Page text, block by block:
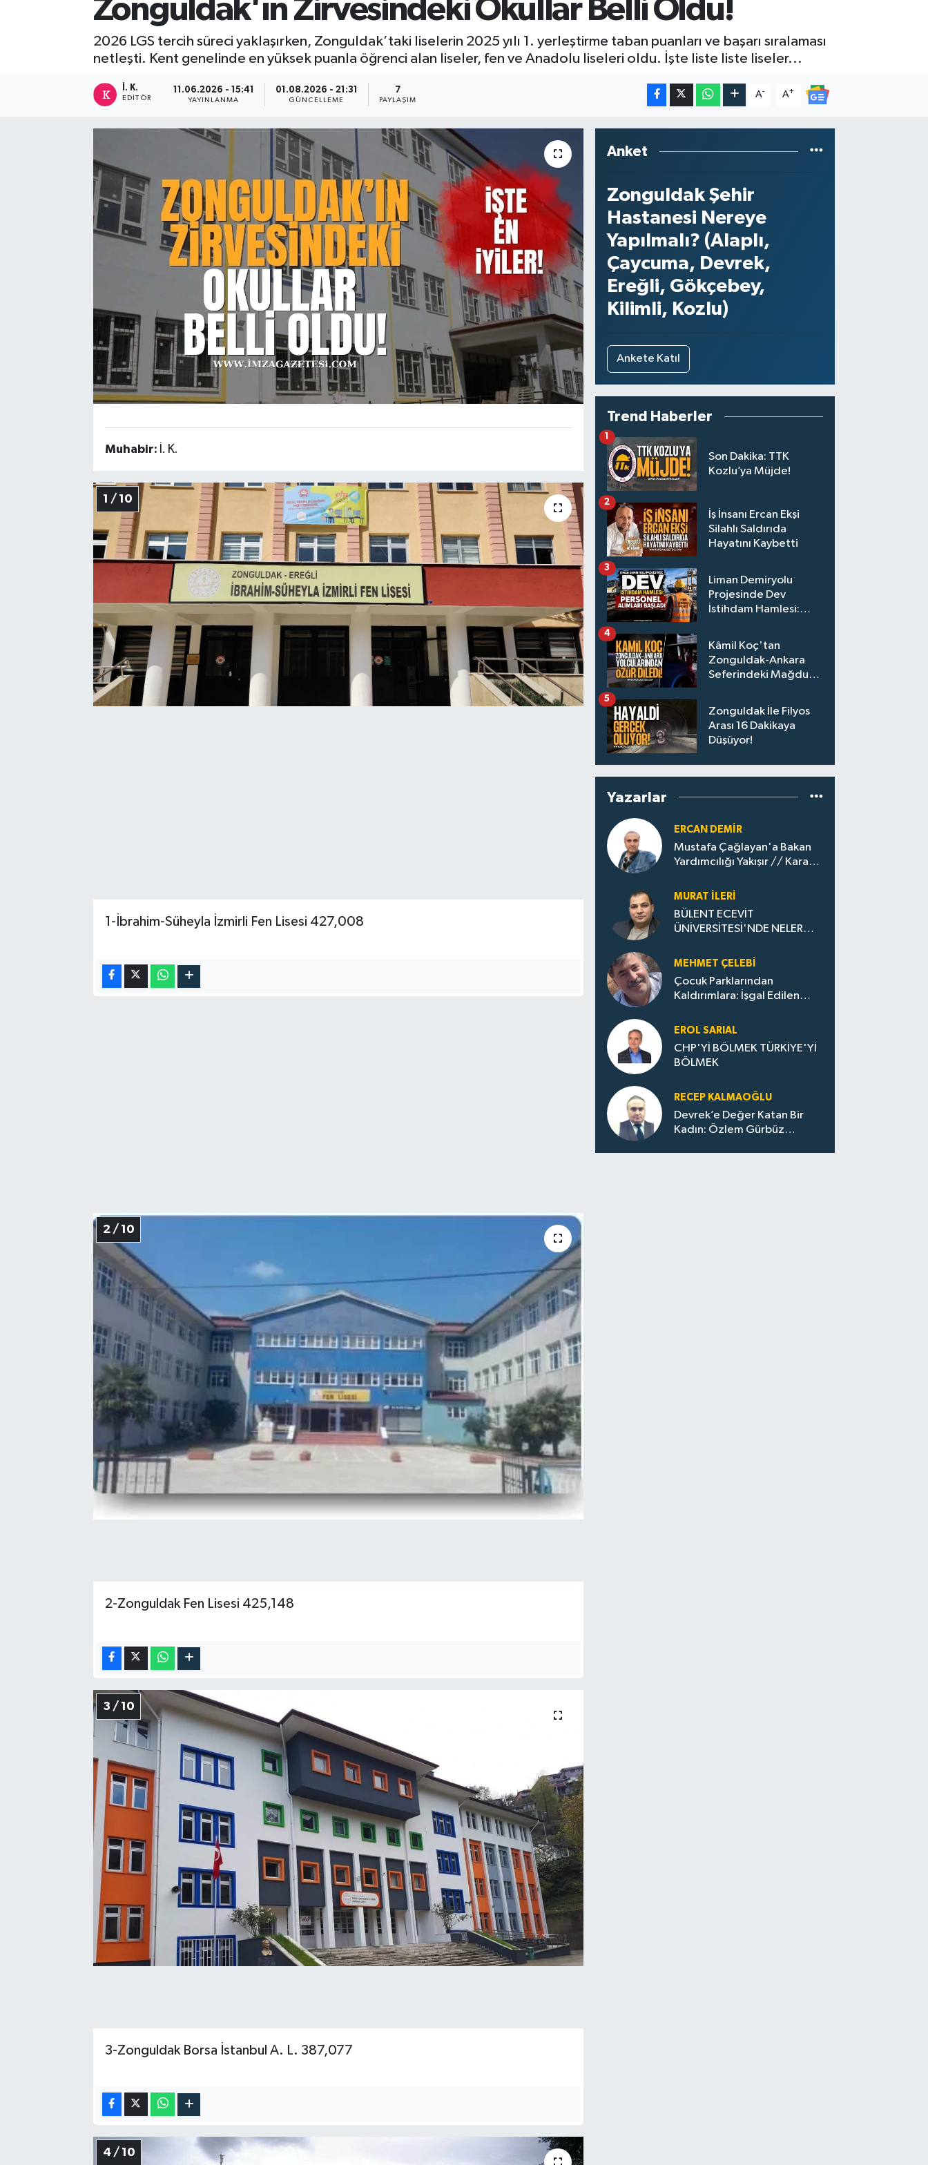
Zonguldak'ın Zirvesindeki Okullar Belli Oldu!
2026 LGS tercih süreci yaklaşırken, Zonguldak’taki liselerin 2025 yılı 1. yerleştirme taban puanları ve başarı sıralaması
netleşti. Kent genelinde en yüksek puanla öğrenci alan liseler, fen ve Anadolu liseleri oldu. İşte liste liste liseler...
İ. K.
EDITÖR
11.06.2026 - 15:41
YAYINLANMA
01.08.2026 - 21:31
GÜNCELLEME
7
PAYLAŞIM
A- A+
Muhabir: İ. K.
1 / 10
1-İbrahim-Süheyla İzmirli Fen Lisesi 427,008
2 / 10
2-Zonguldak Fen Lisesi 425,148
3 / 10
3-Zonguldak Borsa İstanbul A. L. 387,077
4 / 10
Anket
Zonguldak Şehir
Hastanesi Nereye
Yapılmalı? (Alaplı,
Çaycuma, Devrek,
Ereğli, Gökçebey,
Kilimli, Kozlu)
Ankete Katıl
Trend Haberler
Son Dakika: TTK
Kozlu’ya Müjde!
1
İş İnsanı Ercan Ekşi
Silahlı Saldırıda
Hayatını Kaybetti
2
Liman Demiryolu
Projesinde Dev
İstihdam Hamlesi:
3
Kâmil Koç'tan
Zonguldak-Ankara
Seferindeki Mağdur
4
Zonguldak İle Filyos
Arası 16 Dakikaya
Düşüyor!
5
Yazarlar
ERCAN DEMIR
Mustafa Çağlayan'a Bakan
Yardımcılığı Yakışır // ​Kara
Zonguldak'ın Dönüşümü..
MURAT İLERI
BÜLENT ECEVİT
ÜNİVERSİTESİ'NDE NELER
MEHMET ÇELEBI
Çocuk Parklarından
Kaldırımlara: İşgal Edilen
Evler Çöp Dolu
EROL SARIAL
CHP'Yİ BÖLMEK TÜRKİYE'Yİ
BÖLMEK
RECEP KALMAOĞLU
Devrek’e Değer Katan Bir
Kadın: Özlem Gürbüz
GÖKÇEBEY
KARABÜK
KASTAMONU